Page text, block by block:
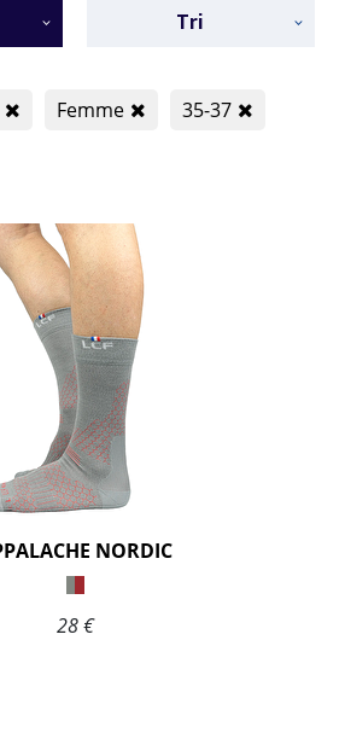
Tri
Femme 35-37
NORDIC
28 €